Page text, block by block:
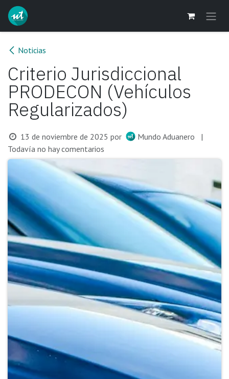
Ir al contenido
Noticias
Criterio Jurisdiccional
PRODECON (Vehículos
Regularizados)
13 de noviembre de 2025 por Mundo Aduanero
|
Todavía no hay comentarios